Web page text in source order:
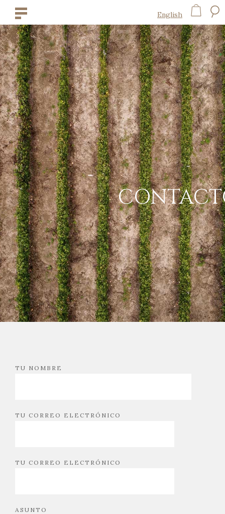
English
TU NOMBRE
TU CORREO ELECTRÓNICO
TU CORREO ELECTRÓNICO
ASUNTO